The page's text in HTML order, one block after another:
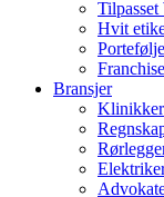
Tilpasset
Hvit
Bransjer
Klinikker